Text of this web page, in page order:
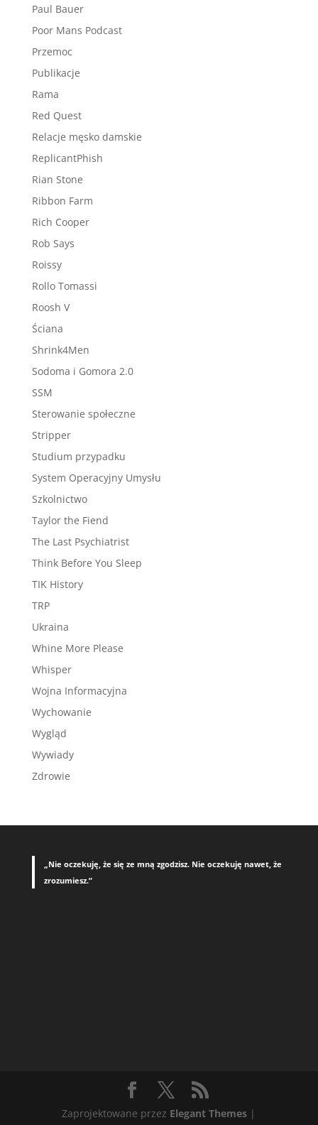
Paul Bauer
Poor Mans Podcast
Przemoc
Publikacje
Rama
Red Quest
Relacje męsko damskie
ReplicantPhish
Rian Stone
Ribbon Farm
Rich Cooper
Rob Says
Roissy
Rollo Tomassi
Roosh V
Ściana
Shrink4Men
Sodoma i Gomora 2.0
SSM
Sterowanie społeczne
Stripper
Studium przypadku
System Operacyjny Umysłu
Szkolnictwo
Taylor the Fiend
The Last Psychiatrist
Think Before You Sleep
TIK History
TRP
Ukraina
Whine More Please
Whisper
Wojna Informacyjna
Wychowanie
Wygląd
Wywiady
Zdrowie
„Nie oczekuję, że się ze mną zgodzisz. Nie oczekuję nawet, że
zrozumiesz.”
Zaprojektowane przez Elegant Themes |